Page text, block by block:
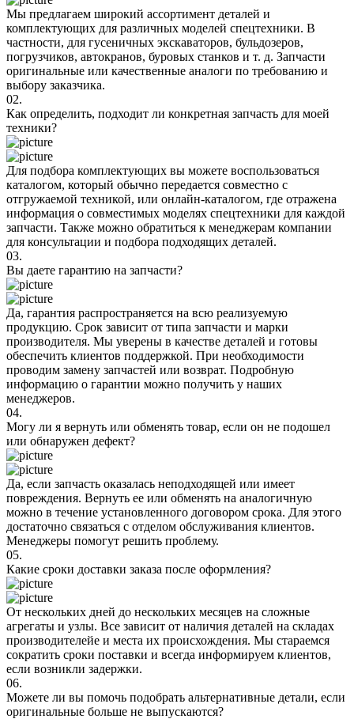
Мы предлагаем широкий ассортимент деталей и
комплектующих для различных моделей спецтехники. В
частности, для гусеничных экскаваторов, бульдозеров,
погрузчиков, автокранов, буровых станков и т. д. Запчасти
оригинальные или качественные аналоги по требованию и
выбору заказчика.
02.
Как определить, подходит ли конкретная запчасть для моей
техники?
Для подбора комплектующих вы можете воспользоваться
каталогом, который обычно передается совместно с
отгружаемой техникой, или онлайн-каталогом, где отражена
информация о совместимых моделях спецтехники для каждой
запчасти. Также можно обратиться к менеджерам компании
для консультации и подбора подходящих деталей.
03.
Вы даете гарантию на запчасти?
Да, гарантия распространяется на всю реализуемую
продукцию. Срок зависит от типа запчасти и марки
производителя. Мы уверены в качестве деталей и готовы
обеспечить клиентов поддержкой. При необходимости
проводим замену запчастей или возврат. Подробную
информацию о гарантии можно получить у наших
менеджеров.
04.
Могу ли я вернуть или обменять товар, если он не подошел
или обнаружен дефект?
Да, если запчасть оказалась неподходящей или имеет
повреждения. Вернуть ее или обменять на аналогичную
можно в течение установленного договором срока. Для этого
достаточно связаться с отделом обслуживания клиентов.
Менеджеры помогут решить проблему.
05.
Какие сроки доставки заказа после оформления?
От нескольких дней до нескольких месяцев на сложные
агрегаты и узлы. Все зависит от наличия деталей на складах
производителейе и места их происхождения. Мы стараемся
сократить сроки поставки и всегда информируем клиентов,
если возникли задержки.
06.
Можете ли вы помочь подобрать альтернативные детали, если
оригинальные больше не выпускаются?